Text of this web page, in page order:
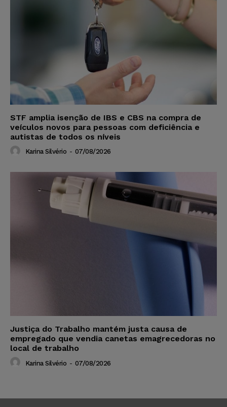
STF amplia isenção de IBS e CBS na compra de
veículos novos para pessoas com deficiência e
autistas de todos os níveis
Karina Silvério - 07/08/2026
Justiça do Trabalho mantém justa causa de
empregado que vendia canetas emagrecedoras no
local de trabalho
Karina Silvério - 07/08/2026